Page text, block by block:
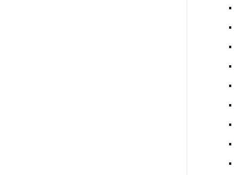
•
•
•
•
•
•
•
•
•